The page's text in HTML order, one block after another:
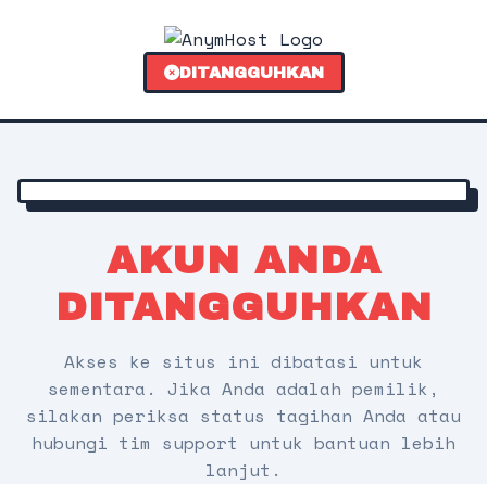
DITANGGUHKAN
AKUN ANDA
DITANGGUHKAN
Akses ke situs ini dibatasi untuk
sementara. Jika Anda adalah pemilik,
silakan periksa status tagihan Anda atau
hubungi tim support untuk bantuan lebih
lanjut.